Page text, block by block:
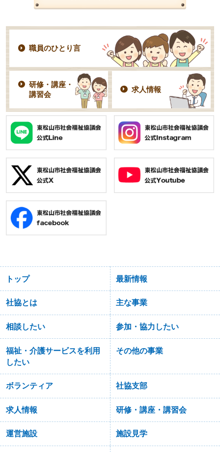
職員のひとり言
研修・講座・
講習会
求人情報
トップ 最新情報
社協とは 主な事業
相談したい 参加・協力したい
福祉・介護サービスを利用
したい
その他の事業
ボランティア 社協支部
求人情報 研修・講座・講習会
運営施設 施設見学